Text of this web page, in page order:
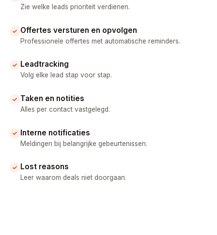
Zie welke leads prioriteit verdienen.
✓ Offertes versturen en opvolgen
Professionele offertes met automatische reminders.
✓ Leadtracking
Volg elke lead stap voor stap.
✓ Taken en notities
Alles per contact vastgelegd.
✓ Interne notificaties
Meldingen bij belangrijke gebeurtenissen.
✓ Lost reasons
Leer waarom deals niet doorgaan.